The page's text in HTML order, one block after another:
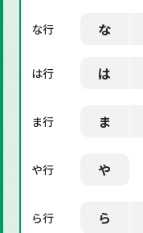
な行 な
は行 は
ま行 ま
や行 や
ら行 ら